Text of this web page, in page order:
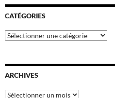
CATÉGORIES
Catégories
ARCHIVES
Archives